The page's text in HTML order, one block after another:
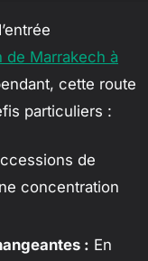
de Marrakech à
cette route
particuliers :
de
concentration
: En